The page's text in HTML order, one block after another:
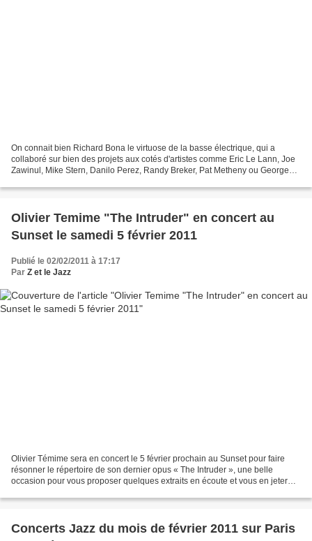
On connait bien Richard Bona le virtuose de la basse électrique, qui a
collaboré sur bien des projets aux cotés d'artistes comme Eric Le Lann, Joe
Zawinul, Mike Stern, Danilo Perez, Randy Breker, Pat Metheny ou George
Olivier Temime "The Intruder" en concert au
Sunset le samedi 5 février 2011
Publié le 02/02/2011 à 17:17
Par Z et le Jazz
Olivier Témime sera en concert le 5 février prochain au Sunset pour faire
résonner le répertoire de son dernier opus « The Intruder », une belle
occasion pour vous proposer quelques extraits en écoute et vous en jeter
Concerts Jazz du mois de février 2011 sur Paris